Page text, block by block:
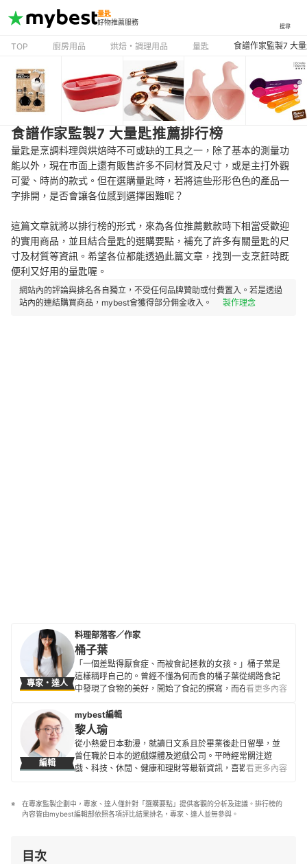
量匙
好物推薦服務
搜尋
TOP 廚房用品 烘焙・調理用品 量匙 食譜作家監製7 大
食譜作家監製7 大量匙推薦排行榜
量匙是烹調料理與烘焙時不可或缺的工具之一，除了基本的測量功
能以外，現在市面上還有販售許多不同材質及尺寸，或是主打外觀
可愛、時尚的款式。但在選購量匙時，若將這些形形色色的產品一
字排開，是否會讓各位感到選擇困難呢？
這篇文章就將以排行榜的形式，來為各位推薦數款時下相當受歡迎
的實用商品，並且結合量匙的選購要點，補充了許多有關量匙的尺
寸及材質等資訊。希望各位都能透過此篇文章，找到一支烹飪時既
便利又好用的量匙喔。
網站內的評論與排名各自獨立，不受任何品牌贊助或付費置入。若是透過
站內的連結購買商品，mybest會獲得部分佣金收入。
製作理念
專家・達人
料理部落客／作家
桶子葉
「一個差點得厭食症、而被食記拯救的女孩。」桶子葉是
這樣稱呼自己的。曾經不懂為何而食的桶子葉從網路食記
中發現了食物的美好，開始了食記的撰寫，而在體會到
趣。 幾年前，因緣際會接觸到了「植物性飲食」與「全食
物飲食」，本身就很喜愛蔬果的桶子葉也在2018年下旬，
正式開啟了純素人生。在部落格中分享純素食譜，讓素食
者有更多的選擇，並在2021年出版食譜書《Nora桶子葉的
全植物能量點心》。透過她的文章，不但可以製作出美味
料理，也能夠更了解食物本身富含的營養及特色。
看更多內容
編輯
mybest編輯
黎人瑜
從小熱愛日本動漫，就讀日文系且於畢業後赴日留學，並
曾任職於日本的遊戲媒體及遊戲公司。平時經常關注遊
戲、科技、休閒、健康和理財等最新資訊，喜歡嘗試不同
以確保資訊正確性為最優先。
黎人瑜的簡介
看更多內容
在專家監製企劃中，專家、達人僅針對「選購要點」提供客觀的分析及建議。排行榜的
內容皆由mybest編輯部依照各項評比結果排名，專家、達人並無參與。
目次